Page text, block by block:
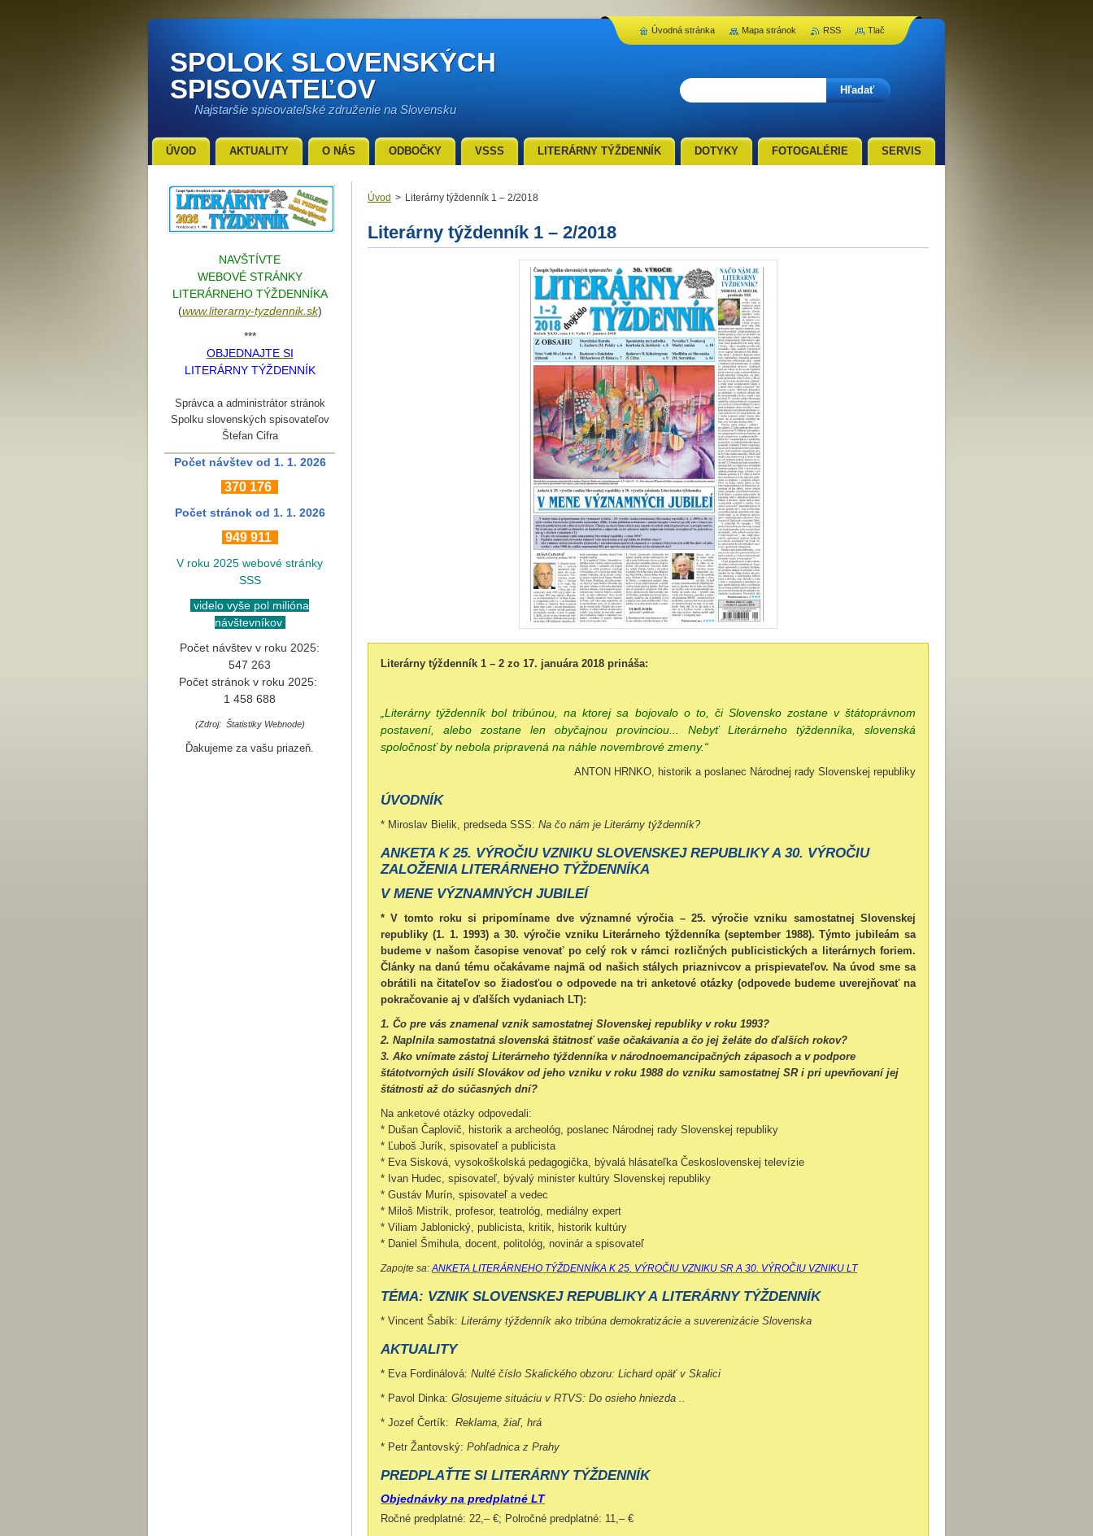
SPOLOK SLOVENSKÝCH
SPISOVATEĽOV
Najstaršie spisovateľské združenie na Slovensku
Úvod > Literárny týždenník 1 – 2/2018
Literárny týždenník 1 – 2/2018
Literárny týždenník 1 – 2 zo 17. januára 2018 prináša:
„Literárny týždenník bol tribúnou, na ktorej sa bojovalo o to, či Slovensko zostane v štátoprávnom
postavení, alebo zostane len obyčajnou provinciou... Nebyť Literárneho týždenníka, slovenská
spoločnosť by nebola pripravená na náhle novembrové zmeny.“
ANTON HRNKO, historik a poslanec Národnej rady Slovenskej republiky
ÚVODNÍK
* Miroslav Bielik, predseda SSS: Na čo nám je Literárny týždenník?
ANKETA K 25. VÝROČIU VZNIKU SLOVENSKEJ REPUBLIKY A 30. VÝROČIU
ZALOŽENIA LITERÁRNEHO TÝŽDENNÍKA
V MENE VÝZNAMNÝCH JUBILEÍ
* V tomto roku si pripomíname dve významné výročia – 25. výročie vzniku samostatnej Slovenskej
republiky (1. 1. 1993) a 30. výročie vzniku Literárneho týždenníka (september 1988). Týmto jubileám sa
budeme v našom časopise venovať po celý rok v rámci rozličných publicistických a literárnych foriem.
Články na danú tému očakávame najmä od našich stálych priaznivcov a prispievateľov. Na úvod sme sa
obrátili na čitateľov so žiadosťou o odpovede na tri anketové otázky (odpovede budeme uverejňovať na
pokračovanie aj v ďalších vydaniach LT):
1. Čo pre vás znamenal vznik samostatnej Slovenskej republiky v roku 1993?
2. Naplnila samostatná slovenská štátnosť vaše očakávania a čo jej želáte do ďalších rokov?
3. Ako vnímate zástoj Literárneho týždenníka v národnoemancipačných zápasoch a v podpore
štátotvorných úsilí Slovákov od jeho vzniku v roku 1988 do vzniku samostatnej SR i pri upevňovaní jej
štátnosti až do súčasných dní?
Na anketové otázky odpovedali:
* Dušan Čaplovič, historik a archeológ, poslanec Národnej rady Slovenskej republiky
* Ľuboš Jurík, spisovateľ a publicista
* Eva Sisková, vysokoškolská pedagogička, bývalá hlásateľka Československej televízie
* Ivan Hudec, spisovateľ, bývalý minister kultúry Slovenskej republiky
* Gustáv Murín, spisovateľ a vedec
* Miloš Mistrík, profesor, teatrológ, mediálny expert
* Viliam Jablonický, publicista, kritik, historik kultúry
* Daniel Šmihula, docent, politológ, novinár a spisovateľ
Zapojte sa:ANKETA LITERÁRNEHO TÝŽDENNÍKA K 25. VÝROČIU VZNIKU SR A 30. VÝROČIU VZNIKU LT
TÉMA: VZNIK SLOVENSKEJ REPUBLIKY A LITERÁRNY TÝŽDENNÍK
* Vincent Šabík: Literárny týždenník ako tribúna demokratizácie a suverenizácie Slovenska
AKTUALITY
* Eva Fordinálová: Nulté číslo Skalického obzoru: Lichard opäť v Skalici
* Pavol Dinka: Glosujeme situáciu v RTVS: Do osieho hniezda ..
* Jozef Čertík: Reklama, žiaľ, hrá
* Petr Žantovský: Pohľadnica z Prahy
PREDPLAŤTE SI LITERÁRNY TÝŽDENNÍK
Objednávky na predplatné LT
Ročné predplatné: 22,– €; Polročné predplatné: 11,– €
NAVŠTÍVTE
WEBOVÉ STRÁNKY
LITERÁRNEHO TÝŽDENNÍKA
(www.literarny-tyzdennik.sk)
***
OBJEDNAJTE SI
LITERÁRNY TÝŽDENNÍK
Správca a administrátor stránok
Spolku slovenských spisovateľov
Štefan Cifra
Počet návštev od 1. 1. 2026
370 176
Počet stránok od 1. 1. 2026
949 911
V roku 2025 webové stránky
SSS
videlo vyše pol milióna
návštevníkov
Počet návštev v roku 2025:
547 263
Počet stránok v roku 2025:
1 458 688
(Zdroj: Štatistiky Webnode)
Ďakujeme za vašu priazeň.
ÚVOD AKTUALITY O NÁS ODBOČKY VSSS LITERÁRNY TÝŽDENNÍK DOTYKY FOTOGALÉRIE SERVIS
Úvodná stránka Mapa stránok RSS Tlač